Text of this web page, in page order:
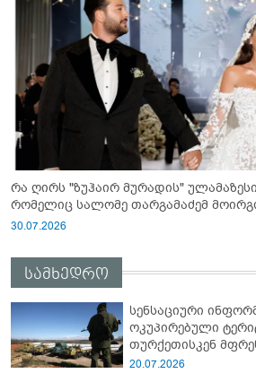
რა ღირს "ზუჰაირ მურადის" ულამაზესი საქორწინო კაბა,
რომელიც სალომე თარგამაძემ
30.07.2026
სამხედრო
სენსაციური
ოკუპირებული
თურქეთისკენ
სამიტი კინაღამ
20.07.2026